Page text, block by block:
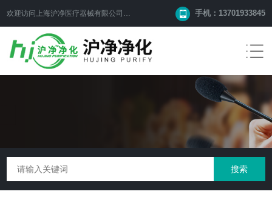
欢迎访问上海沪净医疗器械有限公司网站！ 手机：13701933845